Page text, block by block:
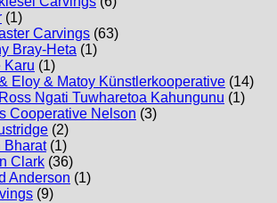
(1)
Carvings (63)
Bray-Heta (1)
Karu (1)
Eloy & Matoy Künstlerkooperative (14)
Ngati Tuwharetoa Kahungunu (1)
Cooperative Nelson (3)
(2)
Bharat (1)
Clark (36)
Anderson (1)
(9)